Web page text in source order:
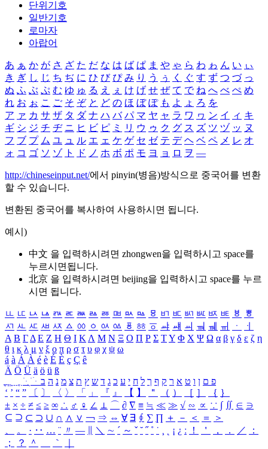
단위기호
일반기호
로마자
아랍어
あ ぁ か が さ ざ た だ な は ば ぱ ま や ゃ ら わ ゎ ん い ぃ
き ぎ し じ ち ぢ に ひ び ぴ み り う ぅ く ぐ す ず つ づ っ
ぬ ふ ぶ ぷ む ゆ ゅ る え ぇ け げ せ ぜ て で ね へ べ ぺ め
れ お ぉ こ ご そ ぞ と ど の ほ ぼ ぽ も よ ょ ろ を
ア ァ カ サ ザ タ ダ ナ ハ バ パ マ ヤ ャ ラ ワ ヮ ン イ ィ キ
ギ シ ジ チ ヂ ニ ヒ ビ ピ ミ リ ウ ゥ ク グ ス ズ ツ ヅ ッ ヌ
フ ブ プ ム ユ ュ ル エ ェ ケ ゲ セ ゼ テ デ ヘ ベ ペ メ レ オ
ォ コ ゴ ソ ゾ ト ド ノ ホ ボ ポ モ ヨ ョ ロ ヲ ―
http://chineseinput.net/에서 pinyin(병음)방식으로 중국어를 변환
할 수 있습니다.
변환된 중국어를 복사하여 사용하시면 됩니다.
예시)
中文 을 입력하시려면 zhongwen을 입력하시고 space를
누르시면됩니다.
北京 을 입력하시려면 beijing을 입력하시고 space를 누르
시면 됩니다.
ㅥ ㅦ ㅧ ㅨ ㅩ ㅪ ㅫ ㅬ ㅭ ㅮ ㅯ ㅰ ㅱ ㅲ ㅳ ㅴ ㅵ ㅶ ㅷ ㅸ
ㅹ
ㅺ ㅻ ㅼ ㅽ ㅾ ㅿ ㆀ ㆁ ㆂ ㆃ ㆄ ㆅ ㆆ ㆇ ㆈ ㆉ ㆊ ㆋ ㆌ ㆍ
ㆎ
Α Β ΓΔ Ε Ζ Η Θ Ι ΚΛ Μ Ν Ξ Ο Π Ρ Σ ΤΥ Φ Χ Ψ Ω α β γ δ ε ζ η
θ ι κ λ μ ν ξ ο π ρ σ τ υ φ χ ψ ω
á à Á À é è É È ç Ç ê
Ä Ö Ü ä ö ü ß
ִֶֹ ֻּ ׁׂ פ ם ן ו ט א ר ק ף ך ל ח י ע כ ג ד ש ץ ת צ מ נ ה ב
‘ ’ “ ” 〔 〕 〈 〉 「 」 『 』 【 】 ＂ （ ） ［ ］ ｛ ｝
± × ÷ ≠ ≤ ≥ ∞ ∴ ♂ ♀ ∠ ⊥ ⌒ ∂ ∇ ≡ ≒ ≪ ≫ √ ∽ ∝ ∵ ∫ ∬ ∈ ∋
⊆ ⊇ ⊂ ⊃ ∪ ∩ ∧ ∨ ￢ ⇒ ⇔ ∀ ∃ ∮ ∑ ∏ ＋ － ＜ ＝
＞
、
。 · ‥ … ¨ 〃 ― ＼ ∼ ´ ～ ˇ ˘ ˝ ˚ ˙ ¸ ¡ ¿ ː ！ ＇ ， ． ／
：
；
？ ＾ ｀